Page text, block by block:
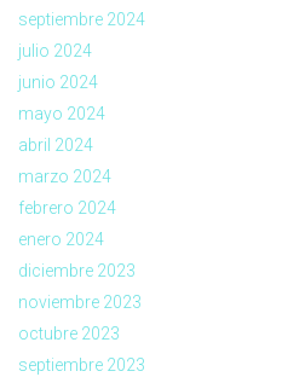
septiembre 2024
julio 2024
junio 2024
mayo 2024
abril 2024
marzo 2024
febrero 2024
enero 2024
diciembre 2023
noviembre 2023
octubre 2023
septiembre 2023